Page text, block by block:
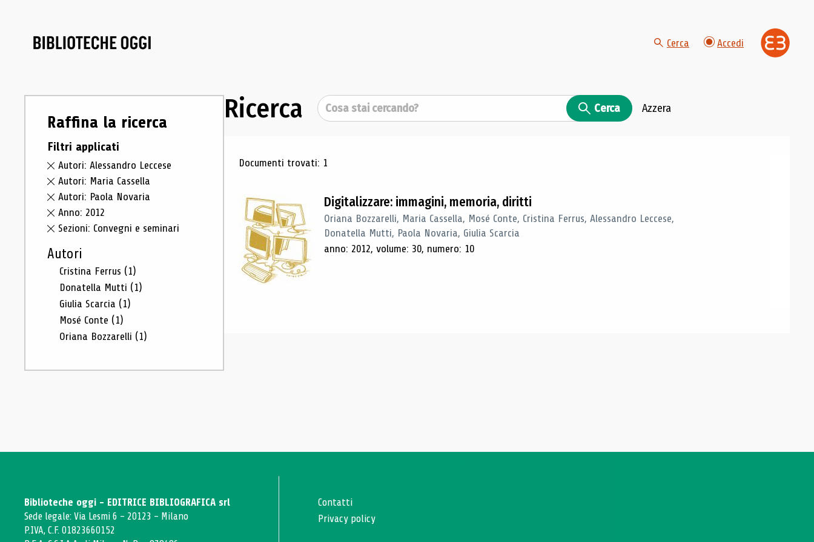
Cerca Accedi
Raffina la ricerca
Filtri applicati
Autori: Alessandro Leccese
Autori: Maria Cassella
Autori: Paola Novaria
Anno: 2012
Sezioni: Convegni e seminari
Autori
Cristina Ferrus (1)
Donatella Mutti (1)
Giulia Scarcia (1)
Mosé Conte (1)
Oriana Bozzarelli (1)
Ricerca Cerca Cerca Azzera
Risultati di ricerca
Documenti trovati: 1
Digitalizzare: immagini, memoria, diritti
Oriana Bozzarelli, Maria Cassella, Mosé Conte, Cristina Ferrus, Alessandro Leccese,
Donatella Mutti, Paola Novaria, Giulia Scarcia
anno: 2012, volume: 30, numero: 10
Biblioteche oggi - EDITRICE BIBLIOGRAFICA srl
Sede legale: Via Lesmi 6 - 20123 - Milano
P.IVA, C.F. 01823660152
Contatti
Privacy policy